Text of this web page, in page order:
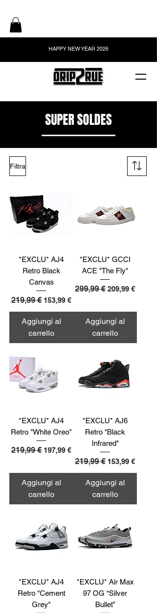
HAPPY NEW YEAR 2026
SUPER SOLDES
Filtra
*EXCLU* AJ4
Retro Black
Canvas
Prezzo regolare
219,99 € Prezzo scontato
153,99 €
Aggiungi al
carrello
*EXCLU* GCCI
ACE "The Fly"
Prezzo regolare
299,99 € Prezzo
209,99 €
Aggiungi al
carrello
*EXCLU* AJ4
Retro "White Oreo"
Prezzo regolare
219,99 € Prezzo scontato
197,99 €
Aggiungi al
carrello
*EXCLU* AJ6
Retro "Black
Infrared"
Prezzo regolare
219,99 € Prezzo
153,99 €
Aggiungi al
carrello
*EXCLU* AJ4
Retro "Cement
Grey"
*EXCLU* Air Max
97 OG “Silver
Bullet”